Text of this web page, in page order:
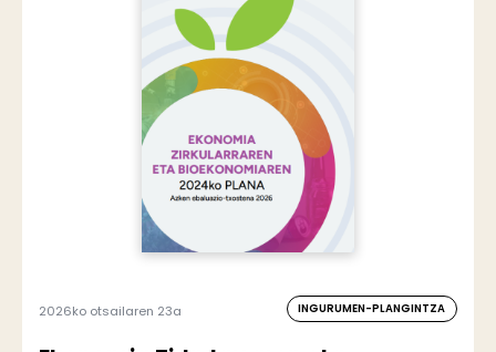
2026ko otsailaren 23a INGURUMEN-PLANGINTZA